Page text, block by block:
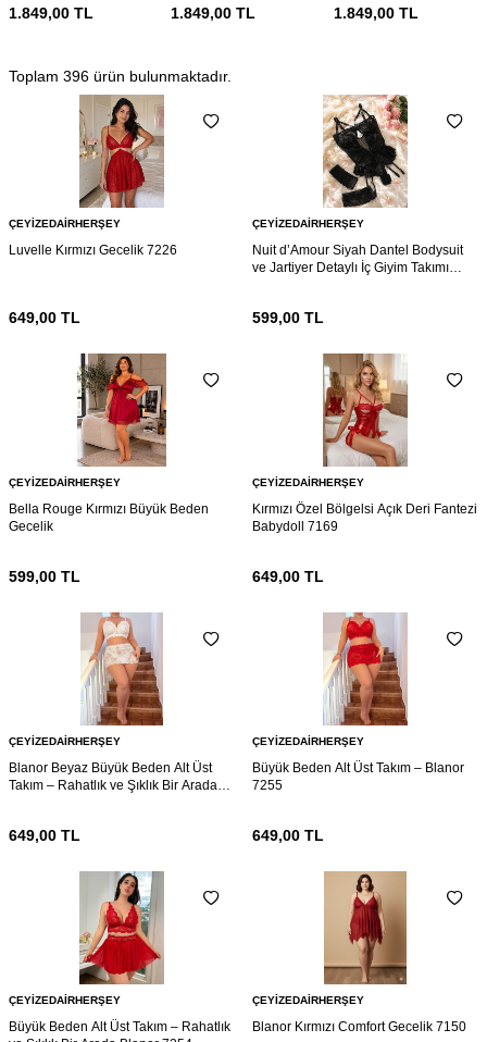
1.849,00 TL 1.849,00 TL 1.849,00TL
Toplam 396 ürün bulunmaktadır.
ÇEYIZEDAIRHERŞEY
Luvelle Kırmızı Gecelik 7226
649,00 TL
ÇEYIZEDAIRHERŞEY
Nuit d’Amour Siyah Dantel Bodysuit
ve Jartiyer Detaylı İç Giyim Takımı
599,00 TL
ÇEYIZEDAIRHERŞEY
Bella Rouge Kırmızı Büyük Beden
Gecelik
599,00 TL
ÇEYIZEDAIRHERŞEY
Kırmızı Özel Bölgelsi Açık Deri Fantezi
Babydoll 7169
649,00 TL
ÇEYIZEDAIRHERŞEY
Blanor Beyaz Büyük Beden Alt Üst
Takım – Rahatlık ve Şıklık Bir Arada
649,00 TL
ÇEYIZEDAIRHERŞEY
Büyük Beden Alt Üst Takım – Blanor
7255
649,00 TL
ÇEYIZEDAIRHERŞEY
Büyük Beden Alt Üst Takım – Rahatlık
ÇEYIZEDAIRHERŞEY
Blanor Kırmızı Comfort Gecelik 7150